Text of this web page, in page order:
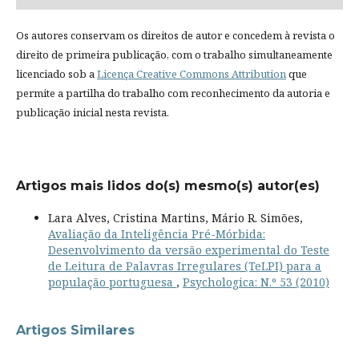
Os autores conservam os direitos de autor e concedem à revista o
direito de primeira publicação, com o trabalho simultaneamente
licenciado sob aLicença Creative Commons Attributionque
permite a partilha do trabalho com reconhecimento da autoria e
publicação inicial nesta revista.
Artigos mais lidos do(s) mesmo(s) autor(es)
Lara Alves, Cristina Martins, Mário R. Simões,
Avaliação da Inteligência Pré-Mórbida:
Desenvolvimento da versão experimental do Teste
de Leitura de Palavras Irregulares (TeLPI) para a
população portuguesa , Psychologica: N.º 53 (2010)
Artigos Similares